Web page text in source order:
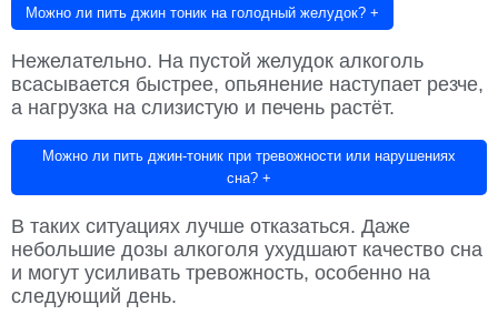
Можно ли пить джин тоник на голодный желудок? +
Нежелательно. На пустой желудок алкоголь
всасывается быстрее, опьянение наступает резче,
а нагрузка на слизистую и печень растёт.
Можно ли пить джин-тоник при тревожности или нарушениях
сна? +
В таких ситуациях лучше отказаться. Даже
небольшие дозы алкоголя ухудшают качество сна
и могут усиливать тревожность, особенно на
следующий день.